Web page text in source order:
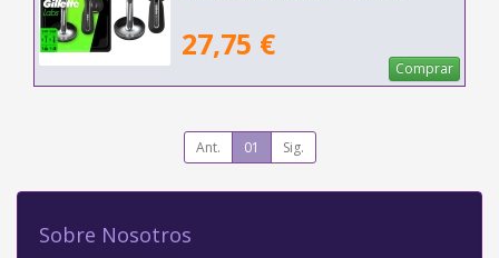
27,75 €
Comprar
Ant. 01 Sig.
Sobre Nosotros